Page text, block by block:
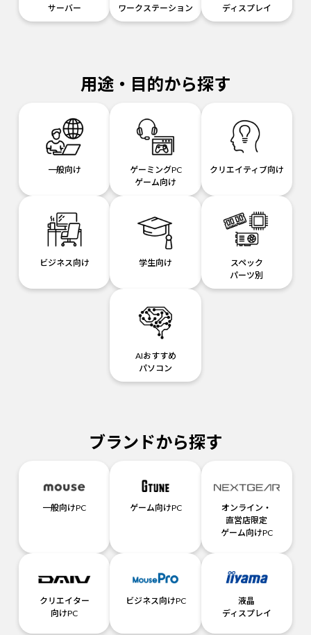
サーバー ワークステーション ディスプレイ
用途・目的から探す
一般向け
ゲーミングPC
ゲーム向け
クリエイティブ向け
ビジネス向け 学生向け
スペック
パーツ別
AIおすすめ
パソコン
ブランドから探す
一般向けPC ゲーム向けPC
オンライン・
直営店限定
ゲーム向けPC
クリエイター
向けPC
ビジネス向けPC
液晶
ディスプレイ